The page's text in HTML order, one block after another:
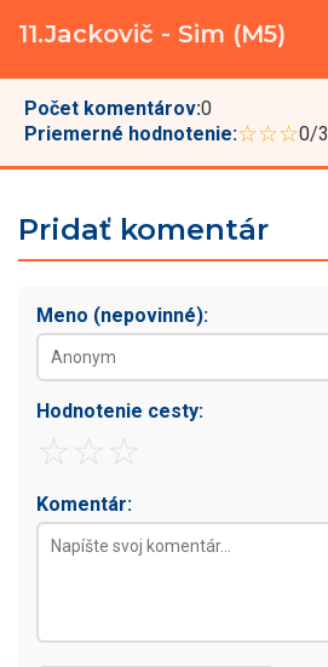
11.Jackovič - Sim (M5)
Počet komentárov:0
Priemerné hodnotenie:☆☆☆0/3
Pridať komentár
Meno (nepovinné):
Hodnotenie cesty:
☆ ☆ ☆
Komentár: